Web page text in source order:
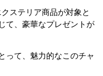
ステリア商品が対象と
て、豪華なプレゼントが
って、魅力的なこのチャ